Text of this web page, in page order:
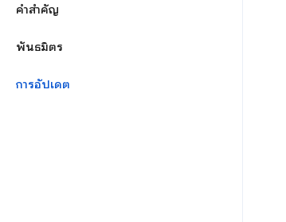
คำสำคัญ
พันธมิตร
การอัปเดต